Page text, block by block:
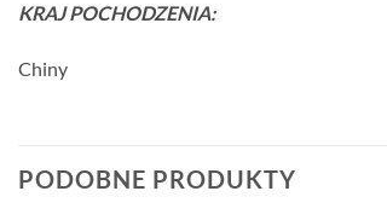
KRAJ POCHODZENIA:
Chiny
PODOBNE PRODUKTY